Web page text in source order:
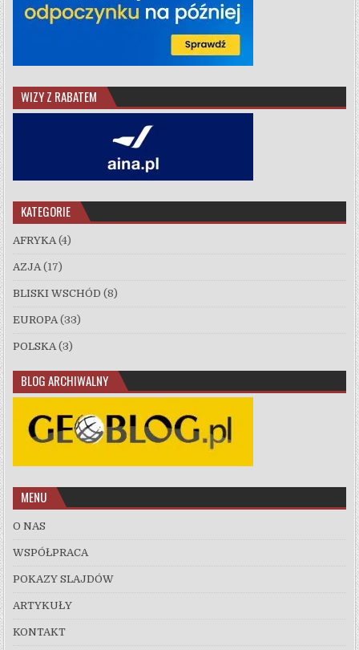
WIZY Z RABATEM
KATEGORIE
AFRYKA (4)
AZJA (17)
BLISKI WSCHÓD (8)
EUROPA (33)
POLSKA (3)
BLOG ARCHIWALNY
MENU
O NAS
WSPÓŁPRACA
POKAZY SLAJDÓW
ARTYKUŁY
KONTAKT